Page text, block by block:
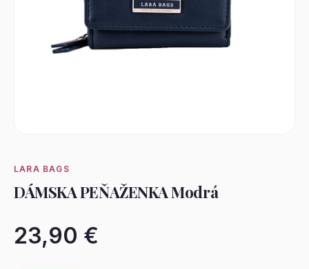
LARA BAGS
DÁMSKA PEŇAŽENKA Modrá
23,90 €